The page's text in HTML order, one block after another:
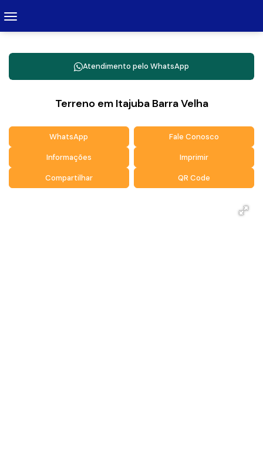
Atendimento pelo WhatsApp
Terreno em Itajuba Barra Velha
WhatsApp Fale Conosco
Informações Imprimir
Compartilhar QR Code